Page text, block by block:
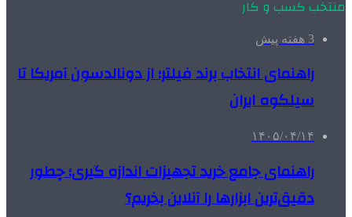
منتخب کسب و کار
3 هفته پیش
راهنمای انتخاب برند فیلتر؛ از دونالدسون آمریکا تا
سیلکوه ایران
۱۴۰۵/۰۴/۱۴
راهنمای جامع خرید تجهیزات اندازه گیری؛ چطور
دقیق‌ترین ابزارها را آنلاین بخریم؟